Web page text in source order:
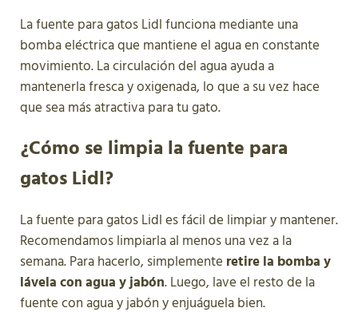
La fuente para gatos Lidl funciona mediante una
bomba eléctrica que mantiene el agua en constante
movimiento. La circulación del agua ayuda a
mantenerla fresca y oxigenada, lo que a su vez hace
que sea más atractiva para tu gato.
¿Cómo se limpia la fuente para
gatos Lidl?
La fuente para gatos Lidl es fácil de limpiar y mantener.
Recomendamos limpiarla al menos una vez a la
semana. Para hacerlo, simplemente retire la bomba y
lávela con agua y jabón. Luego, lave el resto de la
fuente con agua y jabón y enjuáguela bien.